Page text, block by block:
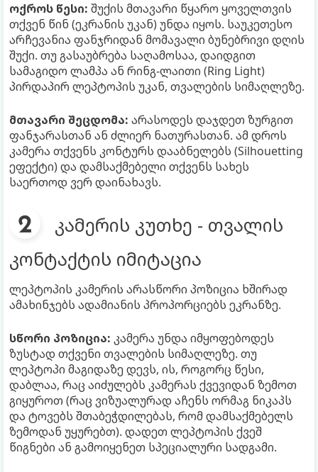
ოქროს წესი: შუქის მთავარი წყარო ყოველთვის
თქვენ წინ (ეკრანის უკან) უნდა იყოს. საუკეთესო
არჩევანია ფანჯრიდან მომავალი ბუნებრივი დღის
შუქი. თუ გასაუბრება საღამოსაა, დაიდგით
სამაგიდო ლამპა ან რინგ-ლაითი (Ring Light)
პირდაპირ ლეპტოპის უკან, თვალების სიმაღლეზე.
მთავარი შეცდომა: არასოდეს დაჯდეთ ზურგით
ფანჯარასთან ან ძლიერ ნათურასთან. ამ დროს
კამერა თქვენს კონტურს დააბნელებს (Silhouetting
ეფექტი) და დამსაქმებელი თქვენს სახეს
საერთოდ ვერ დაინახავს.
კამერის კუთხე - თვალის
კონტაქტის იმიტაცია
ლეპტოპის კამერის არასწორი პოზიცია ხშირად
ამახინჯებს ადამიანის პროპორციებს ეკრანზე.
სწორი პოზიცია: კამერა უნდა იმყოფებოდეს
ზუსტად თქვენი თვალების სიმაღლეზე. თუ
ლეპტოპი მაგიდაზე დევს, ის, როგორც წესი,
დაბლაა, რაც აიძულებს კამერას ქვევიდან ზემოთ
გიყუროთ (რაც ვიზუალურად აჩენს ორმაგ ნიკაპს
და ტოვებს შთაბეჭდილებას, რომ დამსაქმებელს
ზემოდან უყურებთ). დადეთ ლეპტოპის ქვეშ
წიგნები ან გამოიყენეთ სპეციალური სადგამი.